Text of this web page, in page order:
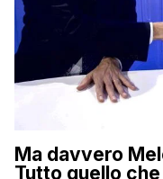
Ma davvero
Tutto quello